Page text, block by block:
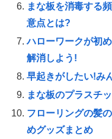
まな板を消毒する
意点とは?
ハローワークが初
解消しよう!
早起きがしたい!み
まな板のプラスチ
フローリングの髪
めグッズまとめ